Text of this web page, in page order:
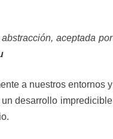
aceptada por
a nuestros entornos y
desarrollo impredicible